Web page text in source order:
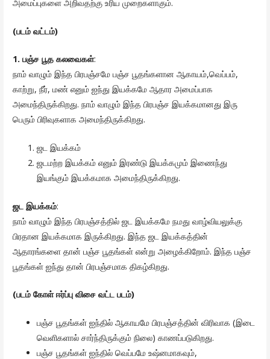
அமைப்புகளை அறிவதற்கு உரிய முறைகளாகும்.
(படம் வட்டம்)
1. பஞ்ச பூத கலவைகள்:
நாம் வாழும் இந்த பிரபஞ்சமே பஞ்ச பூதங்களான ஆகாயம்,வெப்பம்,
காற்று, நீர், மண் எனும் ஐந்து இயக்கமே ஆதார அமைப்பாக
அமைந்திருக்கிறது. நாம் வாழும் இந்த பிரபஞ்ச இயக்கமானது இரு
பெரும் பிரிவுகளாக அமைந்திருக்கிறது.
ஜட இயக்கம்
ஜடமற்ற இயக்கம் எனும் இரண்டு இயக்கமும் இணைந்து
இயங்கும் இயக்கமாக அமைந்திருக்கிறது.
ஜட இயக்கம்:
நாம் வாழும் இந்த பிரபஞ்சத்தில் ஜட இயக்கமே நமது வாழ்வியலுக்கு
பிரதான இயக்கமாக இருக்கிறது. இந்த ஜட இயக்கத்தின்
ஆதாரங்களை தான் பஞ்ச பூதங்கள் என்று அழைக்கிறோம். இந்த பஞ்ச
பூதங்கள் ஐந்து தான் பிரபஞ்சமாக திகழ்கிறது.
(படம் கோள் ஈர்ப்பு விசை வட்ட படம்)
பஞ்ச பூதங்கள் ஐந்தில் ஆகாயமே பிரபஞ்சத்தின் விரிவாக (இடை
வெளிகளால் சார்ந்திருக்கும் நிலை) காணப்படுகிறது.
பஞ்ச பூதங்கள் ஐந்தில் வெப்பமே உஷ்னமாகவும்,